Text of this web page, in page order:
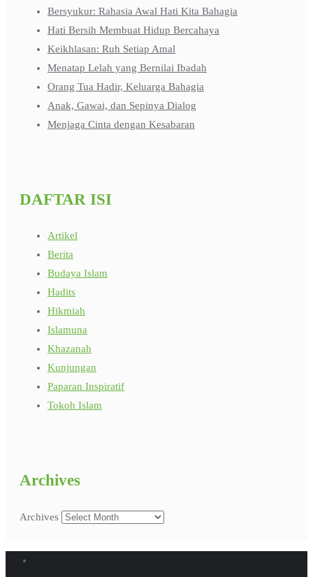
Bersyukur: Rahasia Awal Hati Kita Bahagia
Hati Bersih Membuat Hidup Bercahaya
Keikhlasan: Ruh Setiap Amal
Menatap Lelah yang Bernilai Ibadah
Orang Tua Hadir, Keluarga Bahagia
Anak, Gawai, dan Sepinya Dialog
Menjaga Cinta dengan Kesabaran
DAFTAR ISI
Artikel
Berita
Budaya Islam
Hadits
Hikmiah
Islamuna
Khazanah
Kunjungan
Paparan Inspiratif
Tokoh Islam
Archives
Archives